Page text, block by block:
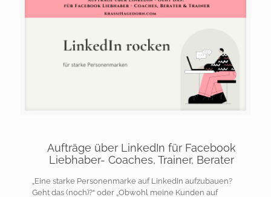
Aufträge über LinkedIn für Facebook
Liebhaber- Coaches, Trainer, Berater
„Eine starke Personenmarke auf LinkedIn aufzubauen?
Geht das (noch)?“ oder „Obwohl meine Kunden auf